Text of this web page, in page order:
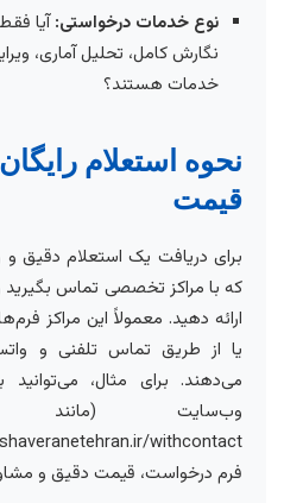
نوع خدمات درخواستی:آیا
نگارش کامل، تحلیل آماری،
خدمات هستند؟
نحوه استعلام
قیمت
برای دریافت یک استعلام دقیق
که با مراکز تخصصی تماس بگیرید
ارائه دهید. معمولاً این مراکز
یا از طریق تماس تلفنی و
می‌دهند. برای مثال،
وب‌سایت (مانند
فرم درخواست، قیمت دقیق و